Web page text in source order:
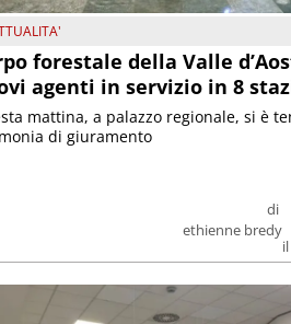
forestale della Valle
agenti in servizio in 8
di
ethienne bredy
mattina, a palazzo regionale, si è
di giuramento